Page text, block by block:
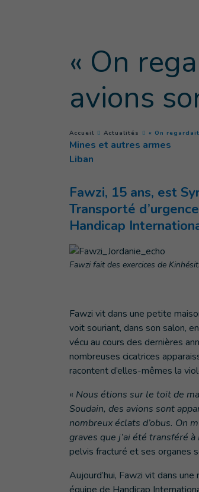
« On
avions
You are here :
Accueil Actualités « On
Mines et autres armes
Liban
Fawzi, 15 ans, est
Transporté
Handicap
Fawzi fait des exercices de
Fawzi vit dans une petite
voit souriant, dans son salon,
vécu au cours des dernières
nombreuses cicatrices
racontent d’elles-mêmes la
« Nous étions sur le toit de
Soudain, des avions sont
nombreux éclats d’obus. On
graves que j’ai été transféré
pelvis fracturé et ses organes
Aujourd’hui, Fawzi vit dans